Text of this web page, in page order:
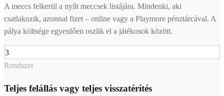
A meccs felkerül a nyílt meccsek listájára. Mindenki, aki
csatlakozik, azonnal fizet – online vagy a Playmore pénztárcával. A
pálya költsége egyenlően oszlik el a játékosok között.
3
Rendszer
Teljes felállás vagy teljes visszatérítés